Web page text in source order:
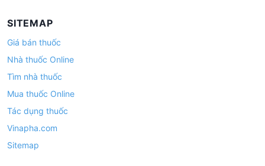
SITEMAP
Giá bán thuốc
Nhà thuốc Online
Tìm nhà thuốc
Mua thuốc Online
Tác dụng thuốc
Vinapha.com
Sitemap